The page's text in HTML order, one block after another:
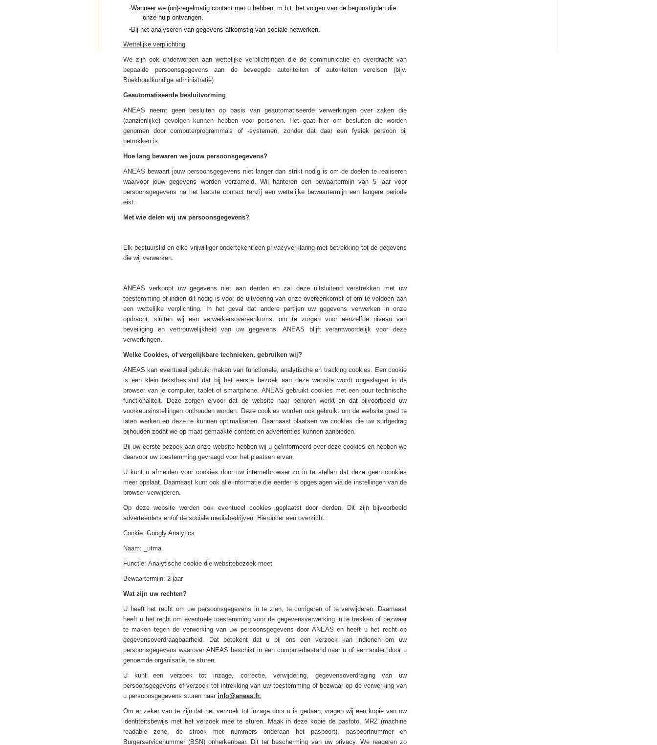
Wanneer we (on)-regelmatig contact met u hebben, m.b.t. het volgen van de begunstigden die
onze hulp ontvangen,
Bij het analyseren van gegevens afkomstig van sociale netwerken.
Wettelijke verplichting
We zijn ook onderworpen aan wettelijke verplichtingen die de communicatie en overdracht van
bepaalde persoonsgegevens aan de bevoegde autoriteiten of autoriteiten vereisen (bijv.
Boekhoudkundige administratie)
Geautomatiseerde besluitvorming
ANEAS neemt geen besluiten op basis van geautomatiseerde verwerkingen over zaken die
(aanzienlijke) gevolgen kunnen hebben voor personen. Het gaat hier om besluiten die worden
genomen door computerprogramma's of -systemen, zonder dat daar een fysiek persoon bij
betrokken is.
Hoe lang bewaren we jouw persoonsgegevens?
ANEAS bewaart jouw persoonsgegevens niet langer dan strikt nodig is om de doelen te realiseren
waarvoor jouw gegevens worden verzameld. Wij hanteren een bewaartermijn van 5 jaar voor
persoonsgegevens na het laatste contact tenzij een wettelijke bewaartermijn een langere periode
eist.
Met wie delen wij uw persoonsgegevens?
Elk bestuurslid en elke vrijwilliger ondertekent een privacyverklaring met betrekking tot de gegevens
die wij verwerken.
ANEAS verkoopt uw gegevens niet aan derden en zal deze uitsluitend verstrekken met uw
toestemming of indien dit nodig is voor de uitvoering van onze overeenkomst of om te voldoen aan
een wettelijke verplichting. In het geval dat andere partijen uw gegevens verwerken in onze
opdracht, sluiten wij een verwerkersovereenkomst om te zorgen voor eenzelfde niveau van
beveiliging en vertrouwelijkheid van uw gegevens. ANEAS blijft verantwoordelijk voor deze
verwerkingen.
Welke Cookies, of vergelijkbare technieken, gebruiken wij?
ANEAS kan eventueel gebruik maken van functionele, analytische en tracking cookies. Een cookie
is een klein tekstbestand dat bij het eerste bezoek aan deze website wordt opgeslagen in de
browser van je computer, tablet of smartphone. ANEAS gebruikt cookies met een puur technische
functionaliteit. Deze zorgen ervoor dat de website naar behoren werkt en dat bijvoorbeeld uw
voorkeursinstellingen onthouden worden. Deze cookies worden ook gebruikt om de website goed te
laten werken en deze te kunnen optimaliseren. Daarnaast plaatsen we cookies die uw surfgedrag
bijhouden zodat we op maat gemaakte content en advertenties kunnen aanbieden.
Bij uw eerste bezoek aan onze website hebben wij u geïnformeerd over deze cookies en hebben we
daarvoor uw toestemming gevraagd voor het plaatsen ervan.
U kunt u afmelden voor cookies door uw internetbrowser zo in te stellen dat deze geen cookies
meer opslaat. Daarnaast kunt ook alle informatie die eerder is opgeslagen via de instellingen van de
browser verwijderen.
Op deze website worden ook eventueel cookies geplaatst door derden. Dit zijn bijvoorbeeld
adverteerders en/of de sociale mediabedrijven. Hieronder een overzicht:
Cookie: Googly Analytics
Naam: _utma
Functie: Analytische cookie die websitebezoek meet
Bewaartermijn: 2 jaar
Wat zijn uw rechten?
U heeft het recht om uw persoonsgegevens in te zien, te corrigeren of te verwijderen. Daarnaast
heeft u het recht om eventuele toestemming voor de gegevensverwerking in te trekken of bezwaar
te maken tegen de verwerking van uw persoonsgegevens door ANEAS en heeft u het recht op
gegevensoverdraagbaarheid. Dat betekent dat u bij ons een verzoek kan indienen om uw
persoonsgegevens waarover ANEAS beschikt in een computerbestand naar u of een ander, door u
genoemde organisatie, te sturen.
U kunt een verzoek tot inzage, correctie, verwijdering, gegevensoverdraging van uw
persoonsgegevens of verzoek tot intrekking van uw toestemming of bezwaar op de verwerking van
u persoonsgegevens sturen naar info@aneas.fr.
Om er zeker van te zijn dat het verzoek tot inzage door u is gedaan, vragen wij een kopie van uw
identiteitsbewijs met het verzoek mee te sturen. Maak in deze kopie de pasfoto, MRZ (machine
readable zone, de strook met nummers onderaan het paspoort), paspoortnummer en
Burgerservicenummer (BSN) onherkenbaar. Dit ter bescherming van uw privacy. We reageren zo